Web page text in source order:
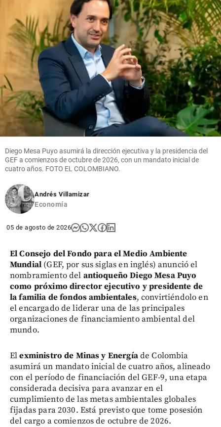
Diego Mesa Puyo asumirá la dirección ejecutiva y la presidencia del
GEF a comienzos de octubre de 2026, con un mandato inicial de
cuatro años. FOTO EL COLOMBIANO.
Andrés Villamizar
Economía
05 de agosto de 2026
El Consejo del Fondo para el Medio Ambiente
Mundial (GEF, por sus siglas en inglés) anunció el
nombramiento del antioqueño Diego Mesa Puyo
como próximo director ejecutivo y presidente de
la familia de fondos ambientales, convirtiéndolo en
el encargado de liderar una de las principales
organizaciones de financiamiento ambiental del
mundo.
Elexministro de Minas y Energíade Colombia
asumirá un mandato inicial de cuatro años, alineado
con el período de financiación del GEF-9, una etapa
considerada decisiva para avanzar en el
cumplimiento de las metas ambientales globales
fijadas para 2030. Está previsto que tome posesión
del cargo a comienzos de octubre de 2026.